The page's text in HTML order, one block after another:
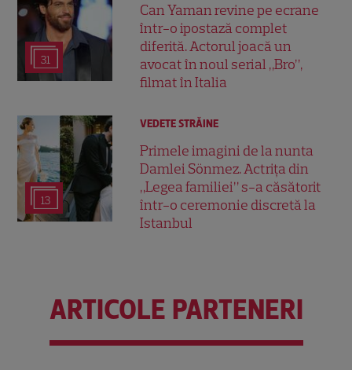
31
Can Yaman revine pe ecrane
într-o ipostază complet
diferită. Actorul joacă un
avocat în noul serial „Bro”,
filmat în Italia
13
VEDETE STRĂINE
Primele imagini de la nunta
Damlei Sönmez. Actrița din
„Legea familiei” s-a căsătorit
într-o ceremonie discretă la
Istanbul
ARTICOLE PARTENERI